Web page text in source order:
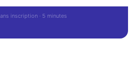
inscription · 5 minutes